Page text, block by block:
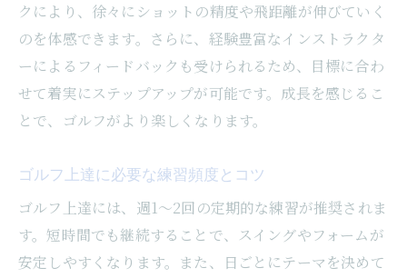
ゴルフ上達に直結する練習場の選び方
自分に合ったゴルフ練習場を見極める方法
月島で上達できる練習環境の魅力とは
ゴルフ練習場選びで失敗しないコツ
月島のゴルフ施設で得られるメリットとは
月島のゴルフ施設を利用するメリット解説
初心者から上級者まで満足できる理由
クにより、徐々にショットの精度や飛距離が伸びていく
のを体感できます。さらに、経験豊富なインストラクタ
ーによるフィードバックも受けられるため、目標に合わ
せて着実にステップアップが可能です。成長を感じるこ
とで、ゴルフがより楽しくなります。
ゴルフ上達に必要な練習頻度とコツ
ゴルフ上達には、週1〜2回の定期的な練習が推奨されま
す。短時間でも継続することで、スイングやフォームが
安定しやすくなります。また、日ごとにテーマを決めて